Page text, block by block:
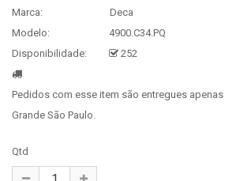
Marca:
Deca
Modelo:
4900.C34.PQ
Disponibilidade:
252
Pedidos com esse item são entregues
Grande São Paulo.
Qtd